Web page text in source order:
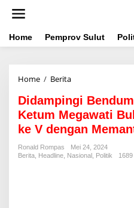
t
Home Pemprov Sulut
Home / Berita
d
a
m
p
i
n
Didampingi
Ketum Megawati
ke V dengan
Ronald Rompas
Mei 24, 2024
Berita Headline Nasional Politik